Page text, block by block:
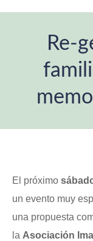
Re-
El próximo
un evento muy
una propuesta
la Asociación